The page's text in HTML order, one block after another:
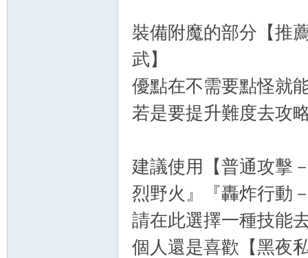
裝備附魔的部分【推
武】
優點在不需要點怪就
若是要提升難度去攻
建議使用【普通攻擊
烈野火』『轟炸行動
請在此選擇一種技能
個人還是喜歡【黑夜